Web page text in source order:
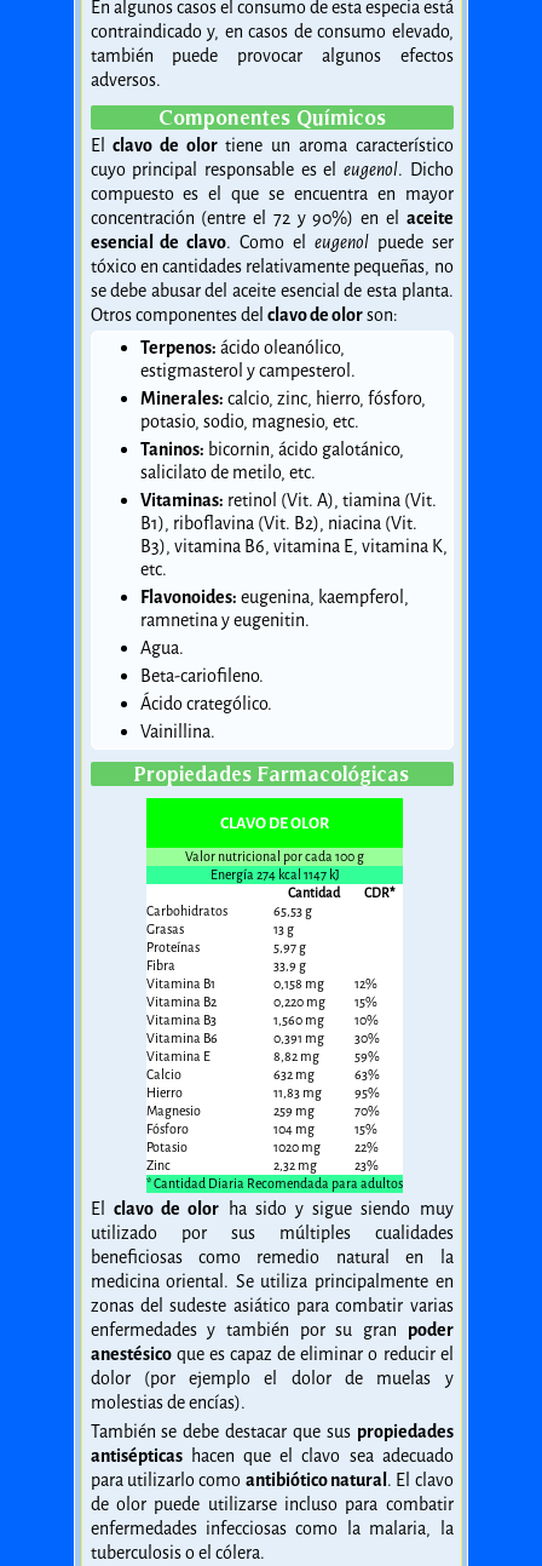
En algunos casos el consumo de esta especia está
contraindicado y, en casos de consumo elevado,
también puede provocar algunos efectos
adversos.
Componentes Químicos
Elclavo de olortiene un aroma característico
cuyo principal responsable es el eugenol. Dicho
compuesto es el que se encuentra en mayor
concentración (entre el 72 y 90%) en el aceite
esencial de clavo. Como el eugenolpuede ser
tóxico en cantidades relativamente pequeñas, no
se debe abusar del aceite esencial de esta planta.
Otros componentes del clavo de olorson:
Terpenos: ácido oleanólico,
estigmasterol y campesterol.
Minerales: calcio, zinc, hierro, fósforo,
potasio, sodio, magnesio, etc.
Taninos: bicornin, ácido galotánico,
salicilato de metilo, etc.
Vitaminas: retinol (Vit. A), tiamina (Vit.
B1), riboflavina (Vit. B2), niacina (Vit.
B3), vitamina B6, vitamina E, vitamina K,
etc.
Flavonoides: eugenina, kaempferol,
ramnetina y eugenitin.
Agua.
Beta-cariofileno.
Ácido cratególico.
Vainillina.
Propiedades Farmacológicas
CLAVO DE OLOR
Valor nutricional por cada 100 g
Energía 274 kcal 1147 kJ
Cantidad
CDR*
Carbohidratos
65,53 g
Grasas
13 g
Proteínas
5,97 g
Fibra
33,9 g
Vitamina B1
0,158 mg
12%
Vitamina B2
0,220 mg
15%
Vitamina B3
1,560 mg
10%
Vitamina B6
0,391 mg
30%
Vitamina E
8,82 mg
59%
Calcio
632 mg
63%
Hierro
11,83 mg
95%
Magnesio
259 mg
70%
Fósforo
104 mg
15%
Potasio
1020 mg
22%
Zinc
2,32 mg
23%
* Cantidad Diaria Recomendada para adultos
El clavo de olor ha sido y sigue siendo muy
utilizado por sus múltiples cualidades
beneficiosas como remedio natural en la
medicina oriental. Se utiliza principalmente en
zonas del sudeste asiático para combatir varias
enfermedades y también por su gran poder
anestésicoque es capaz de eliminar o reducir el
dolor (por ejemplo el dolor de muelas y
molestias de encías).
También se debe destacar que sus propiedades
antisépticashacen que el clavo sea adecuado
para utilizarlo como antibiótico natural. El clavo
de olor puede utilizarse incluso para combatir
enfermedades infecciosas como la malaria, la
tuberculosis o el cólera.